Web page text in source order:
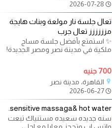
تعال جلسة نار مولعة وبنات هايجة
مزززززز تعال جرب
✨ استمتع بأفضل جلسة مساج
ملكية في مدينة نصر ومصر الجديدة!
تلامس
700 جنيه
القاهرة، مدينة نصر
2026-06-27
sensitive massaga& hot water.
سنه جديده سعيده مستنياك تبعت